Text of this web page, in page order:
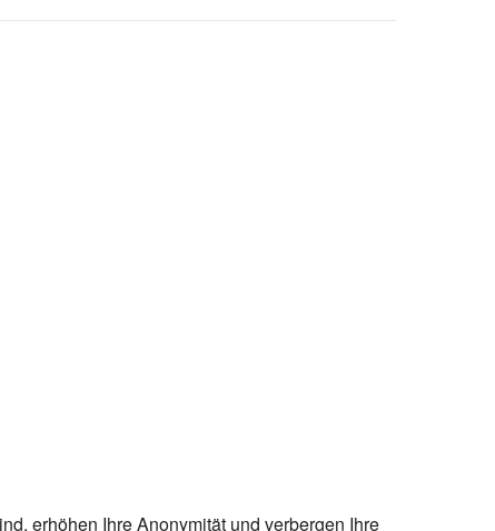
erhöhen Ihre Anonymität und verbergen Ihre